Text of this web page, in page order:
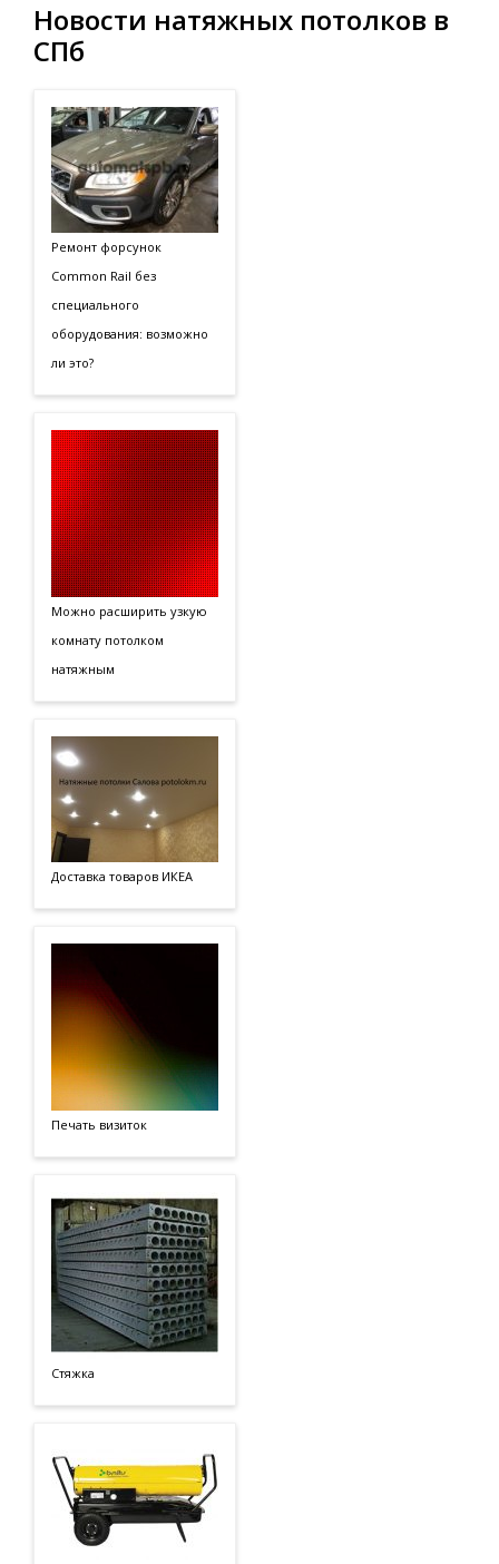
Новости натяжных потолков в
СПб
Ремонт форсунок
Common Rail без
специального
оборудования: возможно
ли это?
Можно расширить узкую
комнату потолком
натяжным
Доставка товаров ИКЕА
Печать визиток
Стяжка